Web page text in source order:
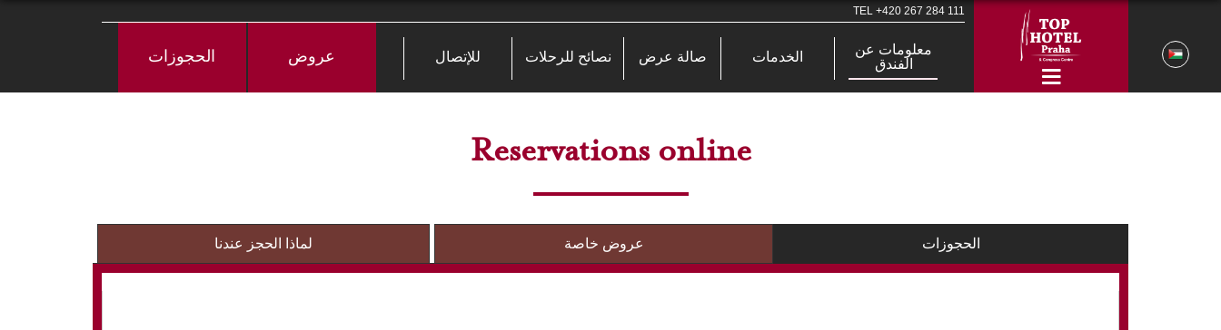
TEL +420 267 284 111
معلومات عن
الفندق
الخدمات صالة عرض نصائح للرحلات للإتصال عروض الحجوزات
Reservations online
الحجوزات عروض خاصة لماذا الحجز عندنا